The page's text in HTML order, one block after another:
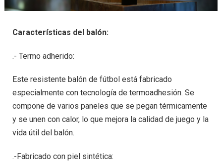
Características del balón:
.- Termo adherido:
Este resistente balón de fútbol está fabricado
especialmente con tecnología de termoadhesión. Se
compone de varios paneles que se pegan térmicamente
y se unen con calor, lo que mejora la calidad de juego y la
vida útil del balón.
.-Fabricado con piel sintética: